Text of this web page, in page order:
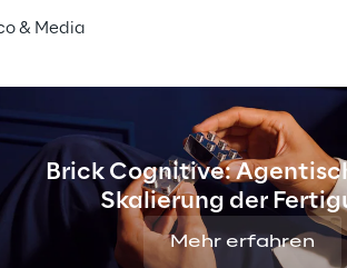
& Media
Brick Cognitive:
Skalierung der
Mehr erfahren
als auch für Profis, der von dem
Experten.
2021 auf challenges.reply.com
Uhr CEST.